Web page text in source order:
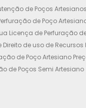
de Poços Artesianos
de Poço
Licença de Perfuração
Direito de uso de Recursos
de Poço Artesiano
de Poços Semi Artesiano
Quanto